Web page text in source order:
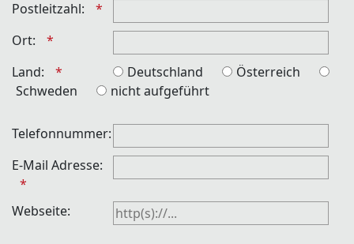
Postleitzahl:
Ort:
Land:
Deutschland
Österreich
Schweden
nicht aufgeführt
Telefonnummer:
E-Mail Adresse:
Webseite: